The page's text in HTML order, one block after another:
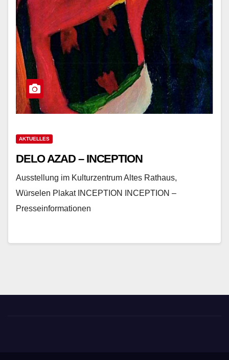
AKTUELLES
DELO AZAD – INCEPTION
Ausstellung im Kulturzentrum Altes Rathaus,
Würselen Plakat INCEPTION INCEPTION –
Presseinformationen